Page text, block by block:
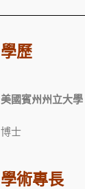
學歷
美國賓州州立大學
博士
學術專長